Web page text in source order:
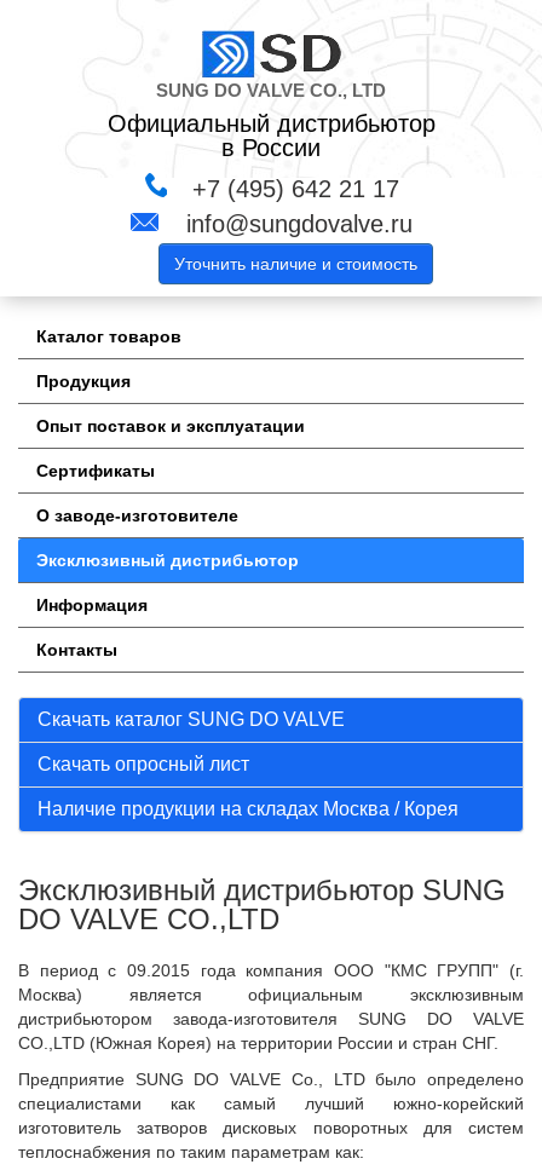
SUNG DO VALVE CO., LTD
Официальный дистрибьютор
в России
+7 (495) 642 21 17
info@sungdovalve.ru
Уточнить наличие и стоимость
Каталог товаров
Продукция
Опыт поставок и эксплуатации
Сертификаты
О заводе-изготовителе
Эксклюзивный дистрибьютор
Информация
Контакты
Скачать каталог SUNG DO VALVE
Скачать опросный лист
Наличие продукции на складах Москва / Корея
Эксклюзивный дистрибьютор SUNG
DO VALVE CO.,LTD
В период с 09.2015 года компания ООО "КМС ГРУПП" (г.
Москва) является официальным эксклюзивным
дистрибьютором завода-изготовителя SUNG DO VALVE
CO.,LTD (Южная Корея) на территории России и стран СНГ.
Предприятие SUNG DO VALVE Co., LTD было определено
специалистами как самый лучший южно-корейский
изготовитель затворов дисковых поворотных для систем
теплоснабжения по таким параметрам как: